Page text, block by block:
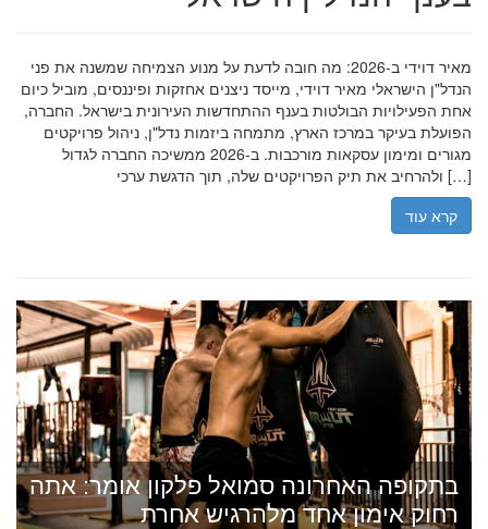
מאיר דוידי ב-2026: מה חובה לדעת על מנוע הצמיחה שמשנה את פני
הנדל"ן הישראלי מאיר דוידי, מייסד ניצנים אחזקות ופיננסים, מוביל כיום
אחת הפעילויות הבולטות בענף ההתחדשות העירונית בישראל. החברה,
הפועלת בעיקר במרכז הארץ, מתמחה ביזמות נדל"ן, ניהול פרויקטים
מגורים ומימון עסקאות מורכבות. ב-2026 ממשיכה החברה לגדול
ולהרחיב את תיק הפרויקטים שלה, תוך הדגשת ערכי […]
קרא עוד
בתקופה האחרונה סמואל פלקון אומר: אתה
רחוק אימון אחד מלהרגיש אחרת